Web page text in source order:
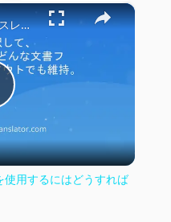
Fullscreen ×
ドキュメントトランスレータを使用するにはどうすればよいですか？
使用するにはどうすれば